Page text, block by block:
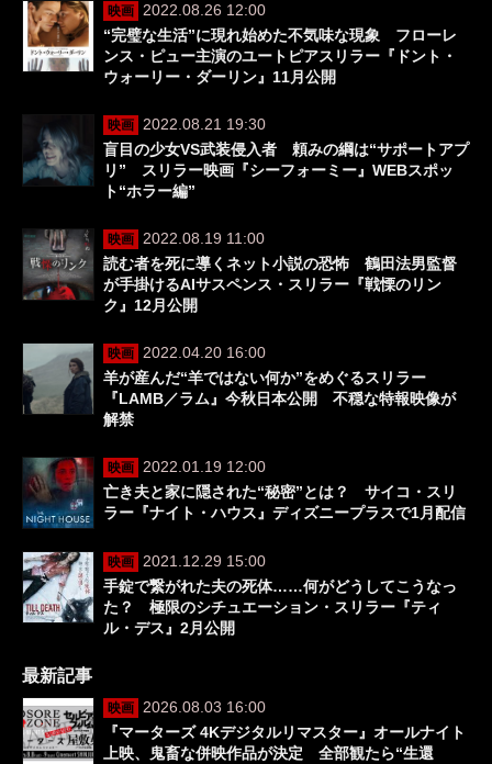
映画 2022.08.26 12:00
“完璧な生活”に現れ始めた不気味な現象 フローレ
ンス・ピュー主演のユートピアスリラー『ドント・
ウォーリー・ダーリン』11月公開
映画 2022.08.21 19:30
盲目の少女VS武装侵入者 頼みの綱は“サポートアプ
リ” スリラー映画『シーフォーミー』WEBスポッ
ト“ホラー編”
映画 2022.08.19 11:00
読む者を死に導くネット小説の恐怖 鶴田法男監督
が手掛けるAIサスペンス・スリラー『戦慄のリン
ク』12月公開
映画 2022.04.20 16:00
羊が産んだ“羊ではない何か”をめぐるスリラー
『LAMB／ラム』今秋日本公開 不穏な特報映像が
解禁
映画 2022.01.19 12:00
亡き夫と家に隠された“秘密”とは？ サイコ・スリ
ラー『ナイト・ハウス』ディズニープラスで1月配信
映画 2021.12.29 15:00
手錠で繋がれた夫の死体……何がどうしてこうなっ
た？ 極限のシチュエーション・スリラー『ティ
ル・デス』2月公開
最新記事
映画 2026.08.03 16:00
『マーターズ 4Kデジタルリマスター』オールナイト
上映、鬼畜な併映作品が決定 全部観たら“生還